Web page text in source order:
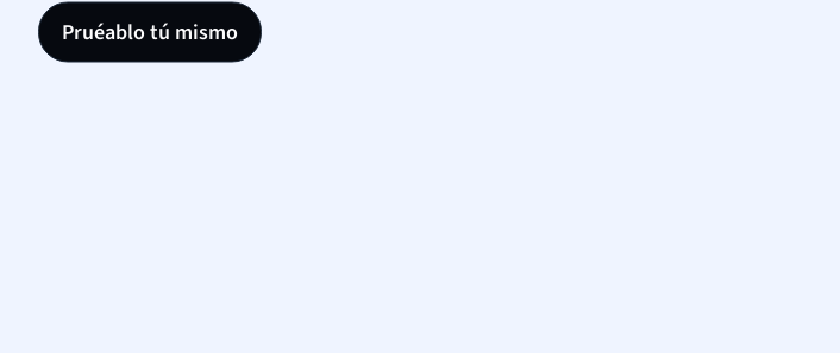
Pruéablo tú mismo